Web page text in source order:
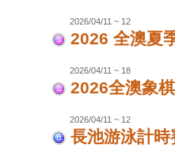
2026/04/11 ~ 12
2026 全澳夏
2026/04/11 ~ 18
2026全澳象
2026/04/11 ~ 12
長池游泳計